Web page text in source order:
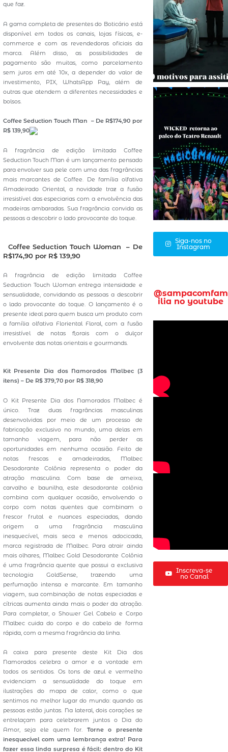
que faz.
A gama completa de presentes do Boticário está
disponível em todos os canais, lojas físicas, e-
commerce e com as revendedoras oficiais da
marca. Além disso, as possibilidades de
pagamento são muitas, como parcelamento
sem juros em até 10x, a depender do valor de
investimento, PIX, WhatsApp Pay, além de
outras que atendem a diferentes necessidades e
bolsos.
Coffee Seduction Touch Man – De R$174,90 por
R$ 139,90
A fragrância de edição limitada Coffee
Seduction Touch Man é um lançamento pensado
para envolver sua pele com uma das fragrâncias
mais marcantes de Coffee. De família olfativa
Amadeirado Oriental, a novidade traz a fusão
irresistível das especiarias com a envolvência das
madeiras ambaradas. Sua fragrância convida as
pessoas a descobrir o lado provocante do toque.
Coffee Seduction Touch Woman – De
R$174,90 por R$ 139,90
A fragrância de edição limitada Coffee
Seduction Touch Woman entrega intensidade e
sensualidade, convidando as pessoas a descobrir
o lado provocante do toque. O lançamento é o
presente ideal para quem busca um produto com
a família olfativa Floriental Floral, com a fusão
irresistível de notas florais com o dulçor
envolvente das notas orientais e gourmands.
Kit Presente Dia dos Namorados Malbec(3
itens) – De R$ 379,70 por R$ 318,90
O Kit Presente Dia dos Namorados Malbec é
único. Traz duas fragrâncias masculinas
desenvolvidas por meio de um processo de
fabricação exclusivo no mundo, uma delas em
tamanho viagem, para não perder as
oportunidades em nenhuma ocasião. Feito de
notas frescas e amadeiradas, Malbec
Desodorante Colônia representa o poder da
atração masculina. Com base de ameixa,
carvalho e baunilha, este desodorante colônia
combina com qualquer ocasião, envolvendo o
corpo com notas quentes que combinam o
frescor frutal e nuances especiadas, dando
origem a uma fragrância masculina
inesquecível, mais seca e menos adocicada,
marca registrada de Malbec. Para atrair ainda
mais olhares, Malbec Gold Desodorante Colônia
é uma fragrância quente que possui a exclusiva
tecnologia GoldSense, trazendo uma
perfumação intensa e marcante. Em tamanho
viagem, sua combinação de notas especiadas e
cítricas aumenta ainda mais o poder da atração.
Para completar, o Shower Gel Cabelo e Corpo
Malbec cuida do corpo e do cabelo de forma
rápida, com a mesma fragrância da linha.
A caixa para presente deste Kit Dia dos
Namorados celebra o amor e a vontade em
todos os sentidos. Os tons de azul e vermelho
evidenciam a sensualidade do toque em
ilustrações do mapa de calor, como o que
sentimos no melhor lugar do mundo: quando as
pessoas estão juntas. Na lateral, dois corações se
entrelaçam para celebrarem juntos o Dia do
Amor, seja ele quem for. Torne o presente
inesquecível com uma lembrança extra! Para
fazer essa linda surpresa é fácil: dentro do Kit
Siga-nos no
Instagram
@sampacomfam
ilia no youtube
Inscreva-se
no Canal